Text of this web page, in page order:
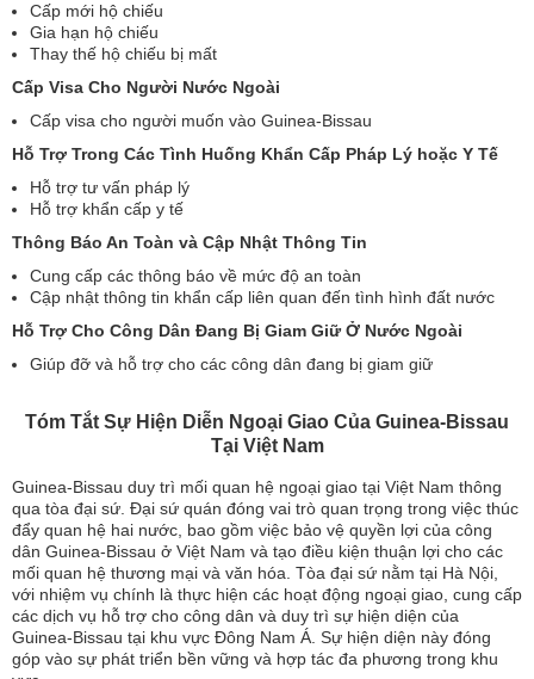
Cấp mới hộ chiếu
Gia hạn hộ chiếu
Thay thế hộ chiếu bị mất
Cấp Visa Cho Người Nước Ngoài
Cấp visa cho người muốn vào Guinea-Bissau
Hỗ Trợ Trong Các Tình Huống Khẩn Cấp Pháp Lý hoặc Y Tế
Hỗ trợ tư vấn pháp lý
Hỗ trợ khẩn cấp y tế
Thông Báo An Toàn và Cập Nhật Thông Tin
Cung cấp các thông báo về mức độ an toàn
Cập nhật thông tin khẩn cấp liên quan đến tình hình đất nước
Hỗ Trợ Cho Công Dân Đang Bị Giam Giữ Ở Nước Ngoài
Giúp đỡ và hỗ trợ cho các công dân đang bị giam giữ
Tóm Tắt Sự Hiện Diễn Ngoại Giao Của Guinea-Bissau
Tại Việt Nam
Guinea-Bissau duy trì mối quan hệ ngoại giao tại Việt Nam thông
qua tòa đại sứ. Đại sứ quán đóng vai trò quan trọng trong việc thúc
đẩy quan hệ hai nước, bao gồm việc bảo vệ quyền lợi của công
dân Guinea-Bissau ở Việt Nam và tạo điều kiện thuận lợi cho các
mối quan hệ thương mại và văn hóa. Tòa đại sứ nằm tại Hà Nội,
với nhiệm vụ chính là thực hiện các hoạt động ngoại giao, cung cấp
các dịch vụ hỗ trợ cho công dân và duy trì sự hiện diện của
Guinea-Bissau tại khu vực Đông Nam Á. Sự hiện diện này đóng
góp vào sự phát triển bền vững và hợp tác đa phương trong khu